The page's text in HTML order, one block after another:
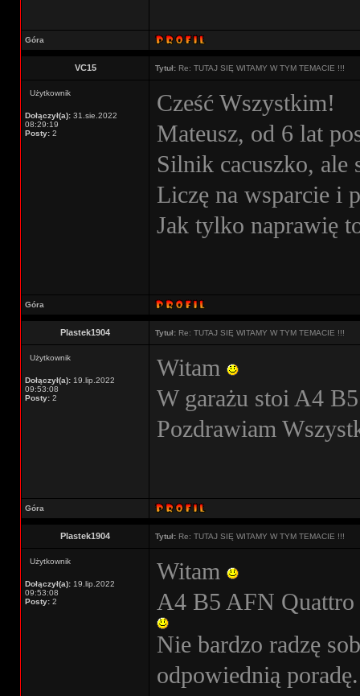
Góra
VC15 Tytuł: Re: TUTAJ SIĘ WITAMY W TYM TEMACIE !!!
Użytkownik
Dołączył(a): 31.sie.2022
08:29:19
Posty: 2
Cześć Wszystkim!
Mateusz, od 6 lat
Silnik cacuszko, ale
Liczę na wsparcie i
Jak tylko naprawię
Góra
Plastek1904 Tytuł: Re: TUTAJ SIĘ WITAMY W TYM TEMACIE !!!
Użytkownik
Dołączył(a): 19.lip.2022
09:53:08
Posty: 2
Witam
W garażu stoi A4
Pozdrawiam
Góra
Plastek1904 Tytuł: Re: TUTAJ SIĘ WITAMY W TYM TEMACIE !!!
Użytkownik
Dołączył(a): 19.lip.2022
09:53:08
Posty: 2
Witam
A4 B5 AFN Quattro
Nie bardzo radzę
odpowiednią poradę.